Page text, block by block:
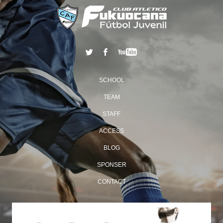
SCHOOL
TEAM
STAFF
ACCESS
BLOG
SPONSER
CONTACT